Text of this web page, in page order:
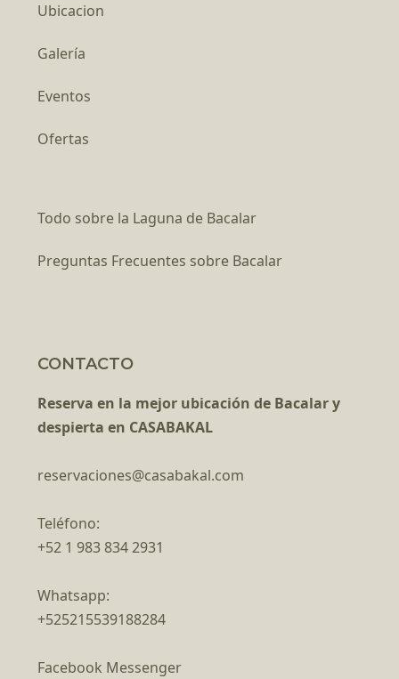
Ubicacion
Galería
Eventos
Ofertas
Todo sobre la Laguna de Bacalar
Preguntas Frecuentes sobre Bacalar
CONTACTO
Reserva en la mejor ubicación de Bacalar y
despierta en CASABAKAL
reservaciones@casabakal.com
Teléfono:
+52 1 983 834 2931
Whatsapp:
+525215539188284
Facebook Messenger